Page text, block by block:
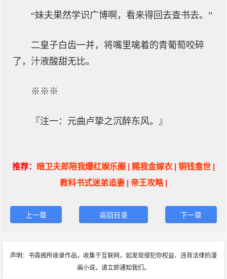
“妹夫果然学识广博啊，看来得回去查书去。”
二皇子白齿一并，将嘴里噙着的青葡萄咬碎
了，汁液酸甜无比。
※※※
『注一：元曲卢挚之沉醉东风。』
推荐： 暗卫夫郎陪我爆红娱乐圈 | 赐我金嫁衣 | 铜钱龛世 |
教科书式迷弟追妻 | 帝王攻略|
上一章 返回目录 下一章
声明：书斋阁所收录作品，收集于互联网，如发现侵犯你权益、违背法律的漫
画小说，请立即通知我们。